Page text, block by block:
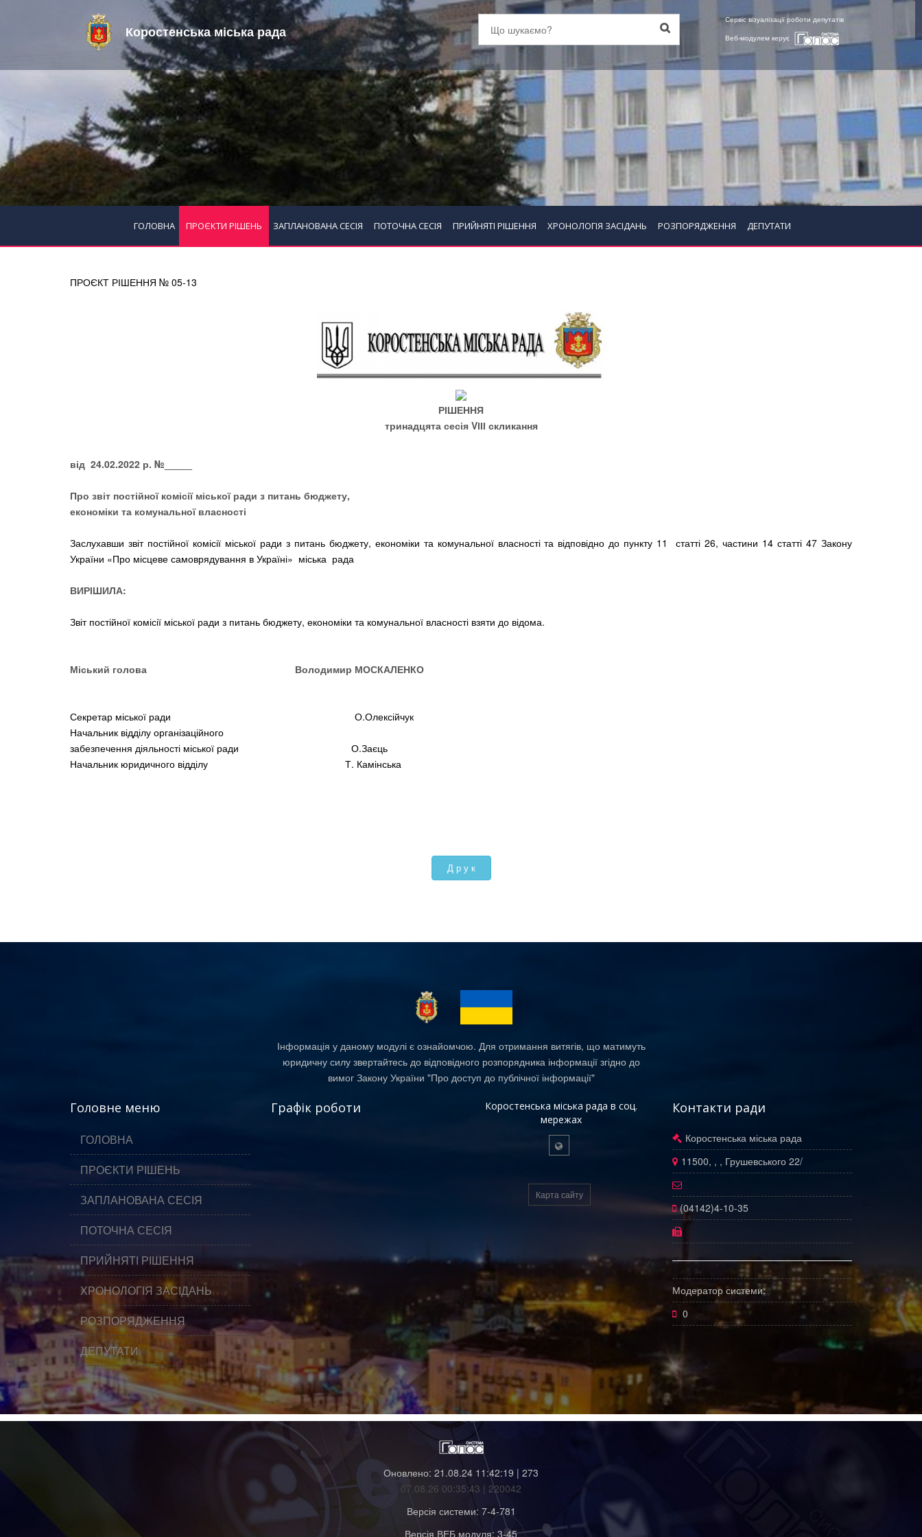
Коростенська міська рада
Сервіс візуалізації роботи депутатів
Веб-модулем керує
ГОЛОВНА ПРОЄКТИ РІШЕНЬ ЗАПЛАНОВАНА СЕСІЯ ПОТОЧНА СЕСІЯ ПРИЙНЯТІ РІШЕННЯ ХРОНОЛОГІЯ ЗАСІДАНЬ РОЗПОРЯДЖЕННЯ ДЕПУТАТИ
ПРОЄКТ РІШЕННЯ № 05-13
РІШЕННЯ
тринадцята сесія VІІІ скликання
від 24.02.2022 р. №_____
Про звіт постійної комісії міської ради з питань бюджету,
економіки та комунальної власності
Заслухавши звіт постійної комісії міської ради з питань бюджету, економіки та комунальної власності та відповідно до пункту 11 статті 26, частини 14 статті 47 Закону
України «Про місцеве самоврядування в Україні» міська рада
ВИРІШИЛА:
Звіт постійної комісії міської ради з питань бюджету, економіки та комунальної власності взяти до відома.
Міський голова Володимир МОСКАЛЕНКО
Секретар міської ради О.Олексійчук
Начальник відділу організаційного
забезпечення діяльності міської ради О.Заєць
Начальник юридичного відділу Т. Камінська
Інформація у даному модулі є ознайомчою. Для отримання витягів, що матимуть
юридичну силу звертайтесь до відповідного розпорядника інформації згідно до
вимог Закону України "Про доступ до публічної інформації"
Головне меню
ГОЛОВНА
ПРОЄКТИ РІШЕНЬ
ЗАПЛАНОВАНА СЕСІЯ
ПОТОЧНА СЕСІЯ
ПРИЙНЯТІ РІШЕННЯ
ХРОНОЛОГІЯ ЗАСІДАНЬ
РОЗПОРЯДЖЕННЯ
ДЕПУТАТИ
Графік роботи
Коростенська міська рада в соц.
мережах
Карта сайту
Контакти ради
Коростенська міська рада
11500, , , Грушевського 22/
(04142)4-10-35
Модератор системи:
0
Оновлено: 21.08.24 11:42:19 | 273
07.08.26 00:35:43 | 220042
Версія системи: 7-4-781
Версія ВЕБ модуля: 3-45